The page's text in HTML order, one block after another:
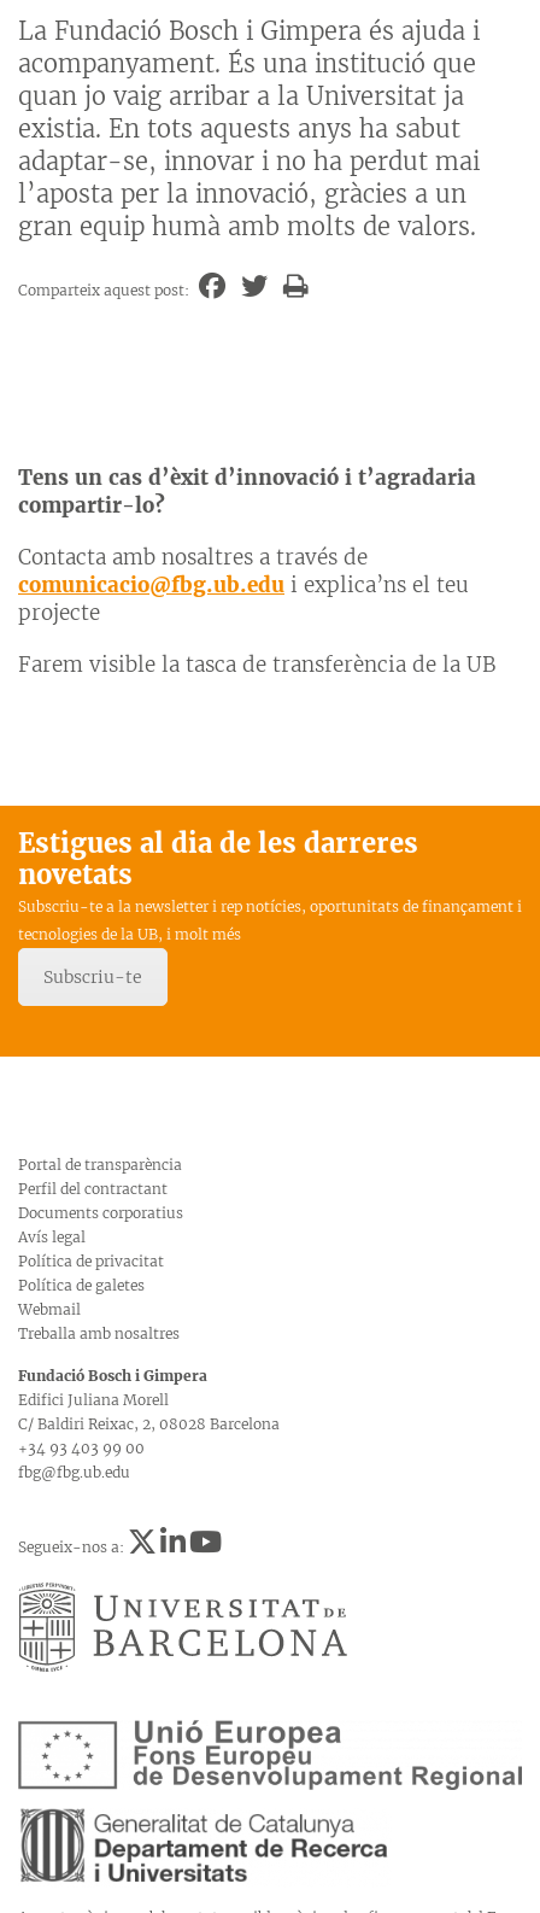
La Fundació Bosch i Gimpera és ajuda i
acompanyament. És una institució que
quan jo vaig arribar a la Universitat ja
existia. En tots aquests anys ha sabut
adaptar-se, innovar i no ha perdut mai
l’aposta per la innovació, gràcies a un
gran equip humà amb molts de valors.
Comparteix aquest post:
Tens un cas d’èxit d’innovació i t’agradaria
compartir-lo?
Contacta amb nosaltres a través de
comunicacio@fbg.ub.edu i explica’ns el teu
projecte
Farem visible la tasca de transferència de la UB
Estigues al dia de les darreres
novetats
Subscriu-te a la newsletter i rep notícies, oportunitats de finançament i
tecnologies de la UB, i molt més
Subscriu-te
Portal de transparència
Perfil del contractant
Documents corporatius
Avís legal
Política de privacitat
Política de galetes
Webmail
Treballa amb nosaltres
Fundació Bosch i Gimpera
Edifici Juliana Morell
C/ Baldiri Reixac, 2, 08028 Barcelona
+34 93 403 99 00
fbg@fbg.ub.edu
Segueix-nos a: